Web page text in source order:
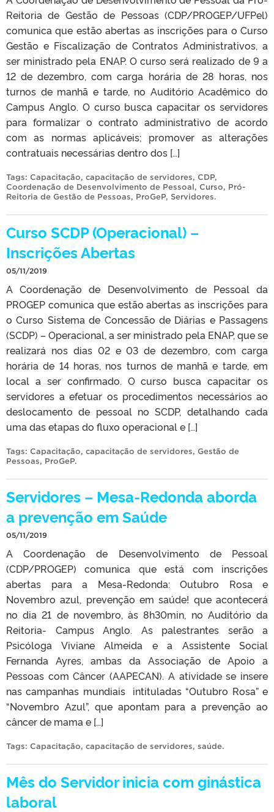
Reitoria de Gestão de Pessoas (CDP/PROGEP/UFPel)
comunica que estão abertas as inscrições para o Curso
Gestão e Fiscalização de Contratos Administrativos, a
ser ministrado pela ENAP. O curso será realizado de 9 a
12 de dezembro, com carga horária de 28 horas, nos
turnos de manhã e tarde, no Auditório Acadêmico do
Campus Anglo. O curso busca capacitar os servidores
para formalizar o contrato administrativo de acordo
com as normas aplicáveis; promover as alterações
contratuais necessárias dentro dos […]
Tags: Capacitação, capacitação de servidores, CDP,
Coordenação de Desenvolvimento de Pessoal, Curso, Pró-
Reitoria de Gestão de Pessoas, ProGeP, Servidores.
Curso SCDP (Operacional) –
Inscrições Abertas
05/11/2019
A Coordenação de Desenvolvimento de Pessoal da
PROGEP comunica que estão abertas as inscrições para
o Curso Sistema de Concessão de Diárias e Passagens
(SCDP) – Operacional, a ser ministrado pela ENAP, que se
realizará nos dias 02 e 03 de dezembro, com carga
horária de 14 horas, nos turnos de manhã e tarde, em
local a ser confirmado. O curso busca capacitar os
servidores a efetuar os procedimentos necessários ao
deslocamento de pessoal no SCDP, detalhando cada
uma das etapas do fluxo operacional e […]
Tags: Capacitação, capacitação de servidores, Gestão de
Pessoas, ProGeP.
Servidores – Mesa-Redonda aborda
a prevenção em Saúde
05/11/2019
A Coordenação de Desenvolvimento de Pessoal
(CDP/PROGEP) comunica que está com inscrições
abertas para a Mesa-Redonda: Outubro Rosa e
Novembro azul, prevenção em saúde! que acontecerá
no dia 21 de novembro, às 8h30min, no Auditório da
Reitoria- Campus Anglo. As palestrantes serão a
Psicóloga Viviane Almeida e a Assistente Social
Fernanda Ayres, ambas da Associação de Apoio a
Pessoas com Câncer (AAPECAN). A atividade se insere
nas campanhas mundiais intituladas “Outubro Rosa” e
“Novembro Azul”, que apontam para a prevenção ao
câncer de mama e […]
Tags: Capacitação, capacitação de servidores, saúde.
Mês do Servidor inicia com ginástica
laboral